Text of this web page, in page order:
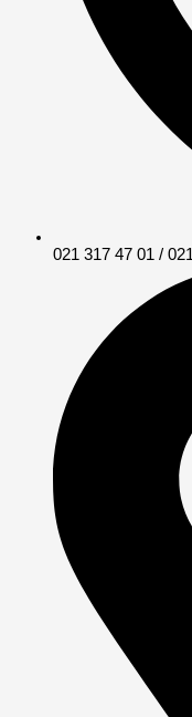
021 317 47 01 /